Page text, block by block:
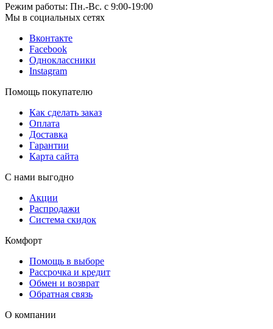
Режим работы: Пн.-Вс. с 9:00-19:00
Мы в социальных сетях
Вконтакте
Facebook
Одноклассники
Instagram
Помощь покупателю
Как сделать заказ
Оплата
Доставка
Гарантии
Карта сайта
С нами выгодно
Акции
Распродажи
Система скидок
Комфорт
Помощь в выборе
Рассрочка и кредит
Обмен и возврат
Обратная связь
О компании